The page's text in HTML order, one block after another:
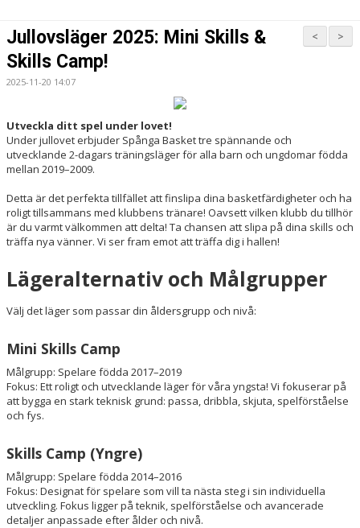
KONTAKT
>
<
Jullovsläger 2025: Mini Skills &
Skills Camp!
2025-11-20 14:07
Utveckla ditt spel under lovet!
Under jullovet erbjuder Spånga Basket tre spännande och
utvecklande 2-dagars träningsläger för alla barn och ungdomar födda
mellan 2019–2009.
Detta är det perfekta tillfället att finslipa dina basketfärdigheter och ha
roligt tillsammans med klubbens tränare! Oavsett vilken klubb du tillhör
är du varmt välkommen att delta! Ta chansen att slipa på dina skills och
träffa nya vänner. Vi ser fram emot att träffa dig i hallen!
Lägeralternativ och Målgrupper
Välj det läger som passar din åldersgrupp och nivå:
Mini Skills Camp
Målgrupp: Spelare födda 2017–2019
Fokus: Ett roligt och utvecklande läger för våra yngsta! Vi fokuserar på
att bygga en stark teknisk grund: passa, dribbla, skjuta, spelförståelse
och fys.
Skills Camp (Yngre)
Målgrupp: Spelare födda 2014–2016
Fokus: Designat för spelare som vill ta nästa steg i sin individuella
utveckling. Fokus ligger på teknik, spelförståelse och avancerade
detaljer anpassade efter ålder och nivå.